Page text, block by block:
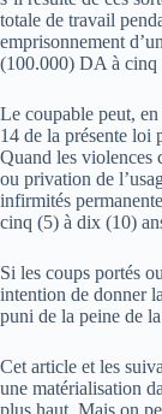
totale de travail
emprisonnement
(100.000) DA à
Le coupable peut,
14 de la présente loi
Quand les violences
ou privation de
infirmités
cinq (5) à dix (10)
Si les coups portés
intention de donner
puni de la peine de
Cet article et les
une matérialisation